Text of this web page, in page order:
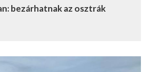
bezárhatnak az osztrák